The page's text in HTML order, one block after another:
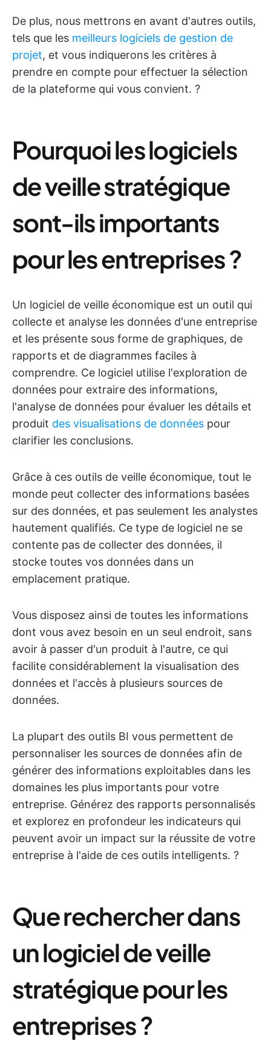
De plus, nous mettrons en avant d'autres outils,
tels que les meilleurs logiciels de gestion de
projet, et vous indiquerons les critères à
prendre en compte pour effectuer la sélection
de la plateforme qui vous convient. ?
Pourquoi les logiciels
de veille stratégique
sont-ils importants
pour les entreprises ?
Un logiciel de veille économique est un outil qui
collecte et analyse les données d'une entreprise
et les présente sous forme de graphiques, de
rapports et de diagrammes faciles à
comprendre. Ce logiciel utilise l'exploration de
données pour extraire des informations,
l'analyse de données pour évaluer les détails et
produit des visualisations de données pour
clarifier les conclusions.
Grâce à ces outils de veille économique, tout le
monde peut collecter des informations basées
sur des données, et pas seulement les analystes
hautement qualifiés. Ce type de logiciel ne se
contente pas de collecter des données, il
stocke toutes vos données dans un
emplacement pratique.
Vous disposez ainsi de toutes les informations
dont vous avez besoin en un seul endroit, sans
avoir à passer d'un produit à l'autre, ce qui
facilite considérablement la visualisation des
données et l'accès à plusieurs sources de
données.
La plupart des outils BI vous permettent de
personnaliser les sources de données afin de
générer des informations exploitables dans les
domaines les plus importants pour votre
entreprise. Générez des rapports personnalisés
et explorez en profondeur les indicateurs qui
peuvent avoir un impact sur la réussite de votre
entreprise à l'aide de ces outils intelligents. ?
Que rechercher dans
un logiciel de veille
stratégique pour les
entreprises ?